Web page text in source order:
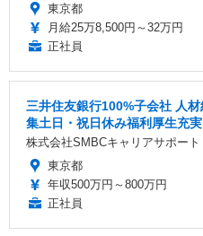
東京都
月給25万8,500円～32万円
正社員
三井住友銀行100%子会社 人
集土日・祝日休み福利厚生充実
株式会社SMBCキャリアサポート
東京都
年収500万円～800万円
正社員